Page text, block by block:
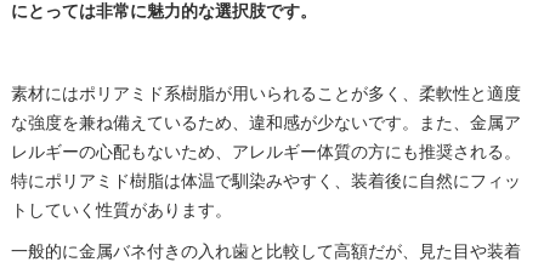
にとっては非常に魅力的な選択肢です。
素材にはポリアミド系樹脂が用いられることが多く、柔軟性と適度
な強度を兼ね備えているため、違和感が少ないです。また、金属ア
レルギーの心配もないため、アレルギー体質の方にも推奨される。
特にポリアミド樹脂は体温で馴染みやすく、装着後に自然にフィッ
トしていく性質があります。
一般的に金属バネ付きの入れ歯と比較して高額だが、見た目や装着